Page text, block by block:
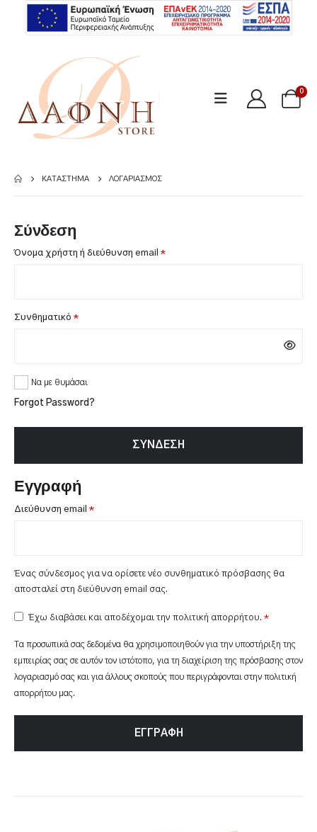
0
ΚΑΤΆΣΤΗΜΑ ΛΟΓΑΡΙΑΣΜΌΣ
Σύνδεση
Όνομα χρήστη ή διεύθυνση email *Απαιτείται
Συνθηματικό *Απαιτείται
Να με θυμάσαι
Forgot Password?
ΣΎΝΔΕΣΗ
Εγγραφή
Διεύθυνση email *Απαιτείται
Ένας σύνδεσμος για να ορίσετε νέο συνθηματικό πρόσβασης θα
αποσταλεί στη διεύθυνση email σας.
Έχω διαβάσει και αποδέχομαι την πολιτική απορρήτου. *
Τα προσωπικά σας δεδομένα θα χρησιμοποιηθούν για την υποστήριξη της
εμπειρίας σας σε αυτόν τον ιστότοπο, για τη διαχείριση της πρόσβασης στον
λογαριασμό σας και για άλλους σκοπούς που περιγράφονται στην πολιτική
απορρήτου μας.
ΕΓΓΡΑΦΉ